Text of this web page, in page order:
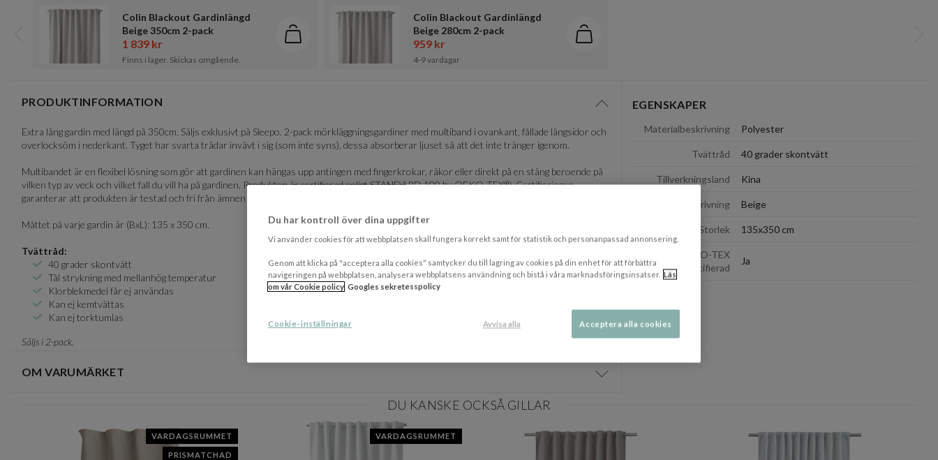
Colin Blackout Gardinlängd
Beige 350cm 2-pack
1 839 kr
Finns i lager. Skickas omgående.
Lägg i kundvagn
Colin Blackout Gardinlängd
Beige 280cm 2-pack
959 kr
4-9 vardagar
Lägg i kundvagn
of
PRODUKTINFORMATION
Visa/dölj
Extra lång gardin med längd på 350cm. Säljs exklusivt på Sleepo. 2-pack mörkläggningsgardiner med multiband i ovankant, fållade långsidor och
overlocksöm i nederkant. Tyget har svarta trådar invävt i sig (som inte syns), dessa absorberar ljuset så att det inte tränger igenom.
Multibandet är en flexibel lösning som gör att gardinen kan hängas upp antingen med fingerkrokar, räkor eller direkt på en stång beroende på
vilken typ av veck och vilket fall du vill ha på gardinen. Produkten är certifierad enligt STANDARD 100 by OEKO-TEX®. Certifieringen
garanterar att produkten är testad och fri från ämnen som kan vara skadliga för hälsan och miljön.
Måttet på varje gardin är (BxL): 135 x 350 cm.
Tvättråd:
40 grader skontvätt
Tål strykning med mellanhög temperatur
Klorblekmedel får ej användas
Kan ej kemtvättas
Kan ej torktumlas
Säljs i 2-pack.
OM VARUMÄRKET Visa/dölj
EGENSKAPER
Materialbeskrivning Polyester
Tvättråd 40 grader skontvätt
Tillverkningsland Kina
Färgbeskrivning Beige
Storlek 135x350 cm
OEKO-TEX
Certifierad
Ja
DU KANSKE OCKSÅ GILLAR
VARDAGSRUMMET
PRISMATCHAD
VARDAGSRUMMET
Du har kontroll över dina uppgifter
Vi använder cookies för att webbplatsen skall fungera korrekt samt för statistik och personanpassad annonsering.
Genom att klicka på "acceptera alla cookies" samtycker du till lagring av cookies på din enhet för att förbättra
navigeringen på webbplatsen, analysera webbplatsens användning och bistå i våra marknadsföringsinsatser. Läs
om vår Cookie policy Googles sekretesspolicy
Cookie-inställningar Avvisa alla Acceptera alla cookies